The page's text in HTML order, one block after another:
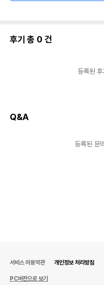
후기 총 0 건
등록된
Q&A
등록된 문
서비스 이용약관 개인정보 처리방침
PC버전으로 보기